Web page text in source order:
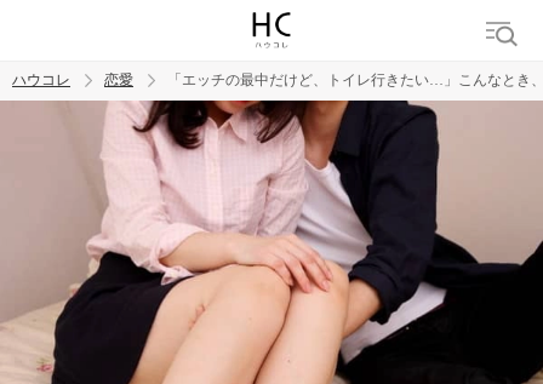
トレンド ワード
ハウコレ 恋愛 「エッチの最中だけど、トイレ行きたい…」こんなとき